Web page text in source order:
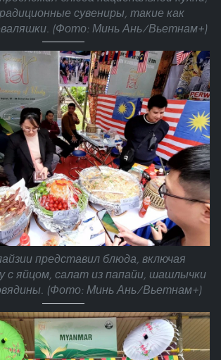
сувениры, такие как
(Фото: Минь Ань/Вьетнам+)
представил блюда, включая
с яйцом, салат из папайи, шашлычки
(Фото: Минь Ань/Вьетнам+)